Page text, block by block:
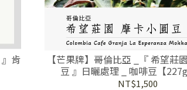
【芒果牌】哥倫比亞 _『 希望莊園 摩卡小圓
豆 』日曬處理 _ 咖啡豆【
NT$1,500